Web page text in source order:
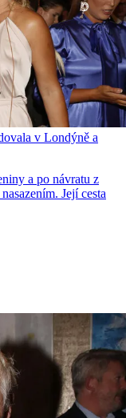
v Londýně a
a po návratu z
Její cesta